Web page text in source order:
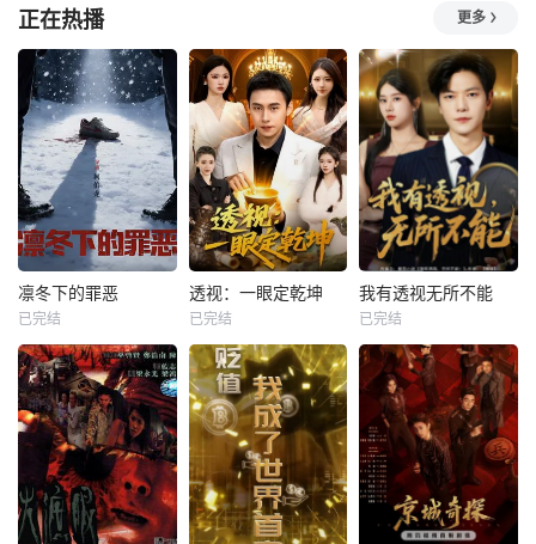
正在热播 更多
凛冬下的罪恶
已完结
透视：一眼定乾坤
已完结
我有透视无所不能
已完结